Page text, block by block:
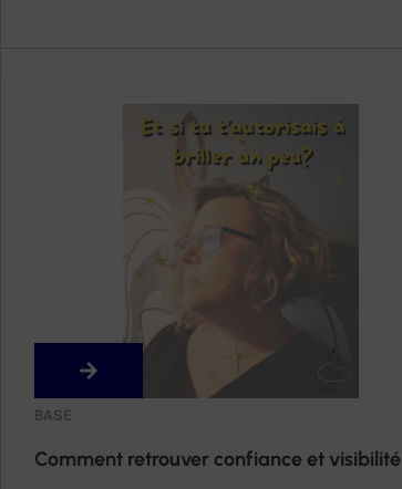
BASE
Comment retrouver confiance et visibilité